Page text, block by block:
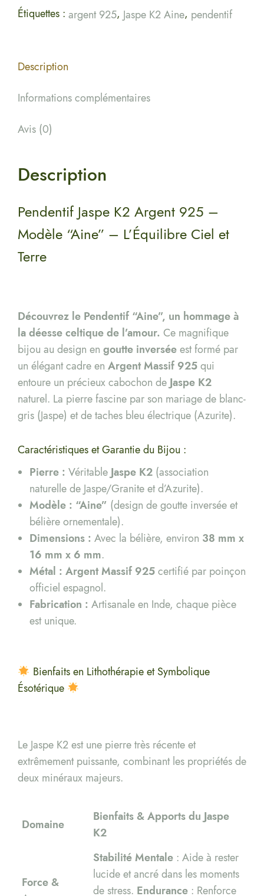
Étiquettes : argent 925, Jaspe K2 Aine, pendentif
Description
Informations complémentaires
Avis (0)
Description
Pendentif Jaspe K2 Argent 925 –
Modèle “Aine” – L’Équilibre Ciel et
Terre
Découvrez le Pendentif “Aine”, un hommage à
la déesse celtique de l’amour. Ce magnifique
bijou au design en goutte inverséeest formé par
un élégant cadre en Argent Massif 925qui
entoure un précieux cabochon de Jaspe K2
naturel. La pierre fascine par son mariage de blanc-
gris (Jaspe) et de taches bleu électrique (Azurite).
Caractéristiques et Garantie du Bijou :
Pierre : Véritable Jaspe K2 (association
naturelle de Jaspe/Granite et d’Azurite).
Modèle : “Aine” (design de goutte inversée et
bélière ornementale).
Dimensions : Avec la bélière, environ 38 mm x
16 mm x 6 mm.
Métal : Argent Massif 925certifié par poinçon
officiel espagnol.
Fabrication : Artisanale en Inde, chaque pièce
est unique.
Bienfaits en Lithothérapie et Symbolique
Ésotérique
Le Jaspe K2 est une pierre très récente et
extrêmement puissante, combinant les propriétés de
deux minéraux majeurs.
Domaine
Bienfaits & Apports du Jaspe
K2
Force &
Stabilité Mentale : Aide à rester
lucide et ancré dans les moments
de stress. Endurance : Renforce